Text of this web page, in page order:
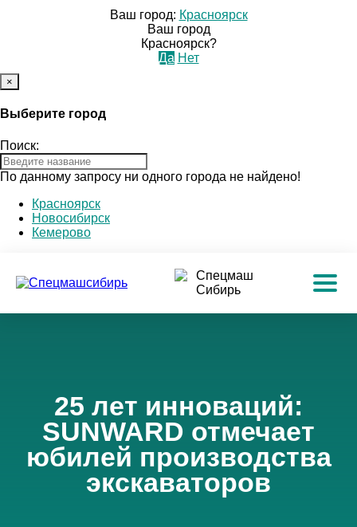
Ваш город: Красноярск
Ваш город
Красноярск?
Да Нет
×
Выберите город
Поиск:
По данному запросу ни одного города не найдено!
Красноярск
Новосибирск
Кемерово
25 лет инноваций:
SUNWARD отмечает
юбилей производства
экскаваторов